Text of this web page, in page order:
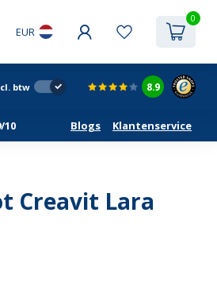
EUR
0
btw 8.9
10 Blogs Klantenservice
Creavit Lara